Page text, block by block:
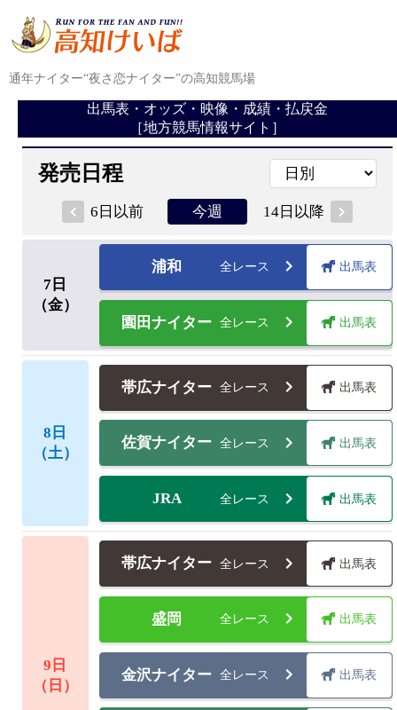
通年ナイター“夜さ恋ナイター”の高知競馬場
出馬表・オッズ・映像・成績・払戻金
［地方競馬情報サイト］
発売日程
6日以前 今週 14日以降
7 日
（金）
浦和 全レース 出馬表
園田ナイター 全レース 出馬表
8 日
（土）
帯広ナイター 全レース 出馬表
佐賀ナイター 全レース 出馬表
JRA 全レース 出馬表
9 日
（日）
帯広ナイター 全レース 出馬表
盛岡 全レース 出馬表
金沢ナイター 全レース 出馬表